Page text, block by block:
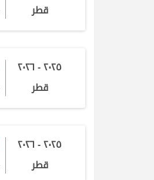
قطر
٢٠٢٥ - ٢٠٢٦
قطر
٢٠٢٥ - ٢٠٢٦
قطر